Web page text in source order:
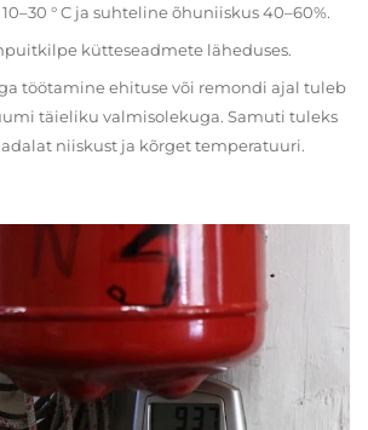
° C ja suhteline õhuniiskus 40–60%.
kütteseadmete läheduses.
töötamine ehituse või remondi ajal tuleb
täieliku valmisolekuga. Samuti tuleks
niiskust ja kõrget temperatuuri.